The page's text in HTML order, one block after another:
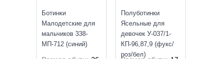
Ботинки
Малодетские для
мальчиков 338-
МП-712 (синий)
Полуботинки
Ясельные для
девочек У-037/1-
КП-96,87,9 (фукс/
роз/бел)